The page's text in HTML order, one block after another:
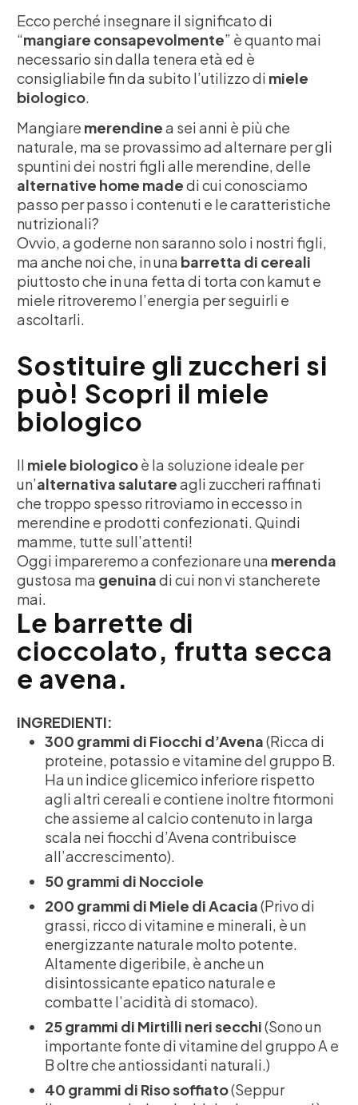
Ecco perché insegnare il significato di
“mangiare consapevolmente” è quanto mai
necessario sin dalla tenera età ed è
consigliabile fin da subito l’utilizzo di miele
biologico.
Mangiare merendinea sei anni è più che
naturale, ma se provassimo ad alternare per gli
spuntini dei nostri figli alle merendine, delle
alternative home madedi cui conosciamo
passo per passo i contenuti e le caratteristiche
nutrizionali?
Ovvio, a goderne non saranno solo i nostri figli,
ma anche noi che, in una barretta di cereali
piuttosto che in una fetta di torta con kamut e
miele ritroveremo l’energia per seguirli e
ascoltarli.
Sostituire gli zuccheri si
può! Scopri il miele
biologico
Il miele biologicoè la soluzione ideale per
un’alternativa salutareagli zuccheri raffinati
che troppo spesso ritroviamo in eccesso in
merendine e prodotti confezionati. Quindi
mamme, tutte sull’attenti!
Oggi impareremo a confezionare una merenda
gustosa ma genuinadi cui non vi stancherete
mai.
Le barrette di
cioccolato, frutta secca
e avena.
INGREDIENTI:
300 grammi di Fiocchi d’Avena(Ricca di
proteine, potassio e vitamine del gruppo B.
Ha un indice glicemico inferiore rispetto
agli altri cereali e contiene inoltre fitormoni
che assieme al calcio contenuto in larga
scala nei fiocchi d’Avena contribuisce
all’accrescimento).
50 grammi di Nocciole
200 grammi di Miele di Acacia(Privo di
grassi, ricco di vitamine e minerali, è un
energizzante naturale molto potente.
Altamente digeribile, è anche un
disintossicante epatico naturale e
combatte l’acidità di stomaco).
25 grammi di Mirtilli neri secchi(Sono un
importante fonte di vitamine del gruppo A e
B oltre che antiossidanti naturali.)
40 grammi di Riso soffiato(Seppur